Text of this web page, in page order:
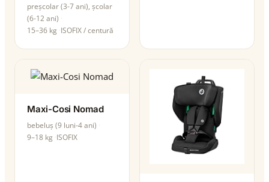
preșcolar (3-7 ani), școlar
(6-12 ani)
15–36 kg ISOFIX / centură
Maxi-Cosi Nomad
bebeluș (9 luni-4 ani)
9–18 kg ISOFIX